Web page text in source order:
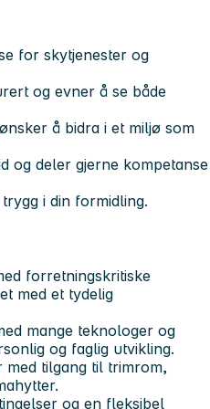
for skytjenester og
og evner å se både
å bidra i et miljø som
og deler gjerne kompetanse
i din formidling.
forretningskritiske
med et tydelig
mange teknologer og
og faglig utvikling.
tilgang til trimrom,
og en fleksibel